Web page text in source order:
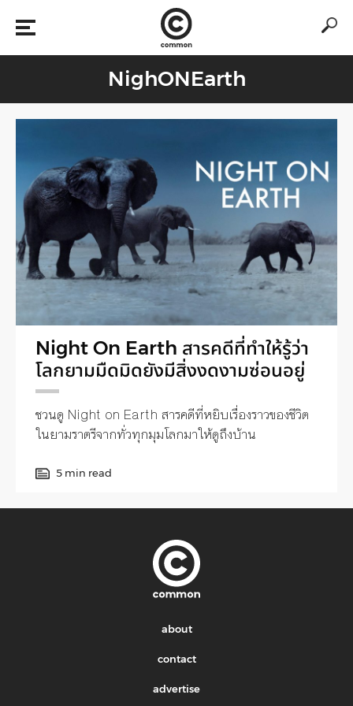
NighONEarth
Night On Earth สารคดีที่ทำให้รู้ว่า
โลกยามมืดมิดยังมีสิ่งงดงามซ่อนอยู่
ชวนดู Night on Earth สารคดีที่หยิบเรื่องราวของชีวิต
ในยามราตรีจากทั่วทุกมุมโลกมาให้ดูถึงบ้าน
5 min read
about
contact
advertise